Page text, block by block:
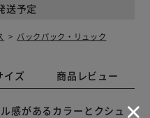
送予定
バックパック・リュック
イズ 商品レビュー
感があるカラーとクシュ